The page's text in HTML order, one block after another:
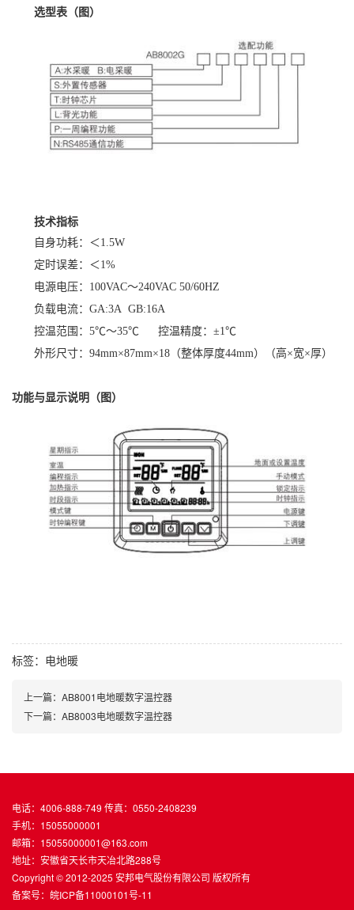
选型表（图）
技术指标
自身功耗：＜1.5W
定时误差：＜1%
电源电压： 100VAC～240VAC 50/60HZ
负载电流： GA:3A GB:16A
控温范围： 5℃～35℃ 控温精度：±1℃
外形尺寸： 94mm×87mm×18 （整体厚度44mm）（高×宽×厚）
功能与显示说明（图）
标签： 电地暖
上一篇：AB8001电地暖数字温控器
下一篇：AB8003电地暖数字温控器
电话：4006-888-749 传真：0550-2408239
手机：15055000001
邮箱：15055000001@163.com
地址：安徽省天长市天冶北路288号
Copyright © 2012-2025 安邦电气股份有限公司 版权所有
备案号： 皖ICP备11000101号-11